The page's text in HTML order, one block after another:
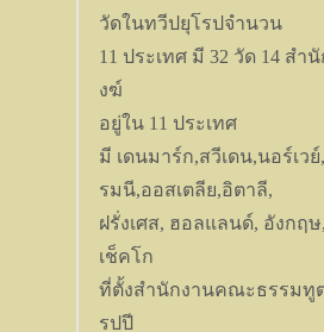
วัดในทวีปยุโรปจำนวน
11 ประเทศ มี 32 วัด 14 สำ
งฆ์
อยู่ใน 11 ประเทศ
มี เดนมาร์ก,สวีเดน,นอร์เวย์,
รมนี,ออสเตลีย,อิตาลี
ฝรั่งเศส, ฮอลแลนด์, อังกฤษ,
เช็คโก
ที่ตั้งสำนักงานคณะธรรมทู